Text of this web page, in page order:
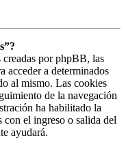
por phpBB, las
acceder a determinados
al mismo. Las cookies
de la navegación
ha habilitado la
con el ingreso o salida del
ayudará.